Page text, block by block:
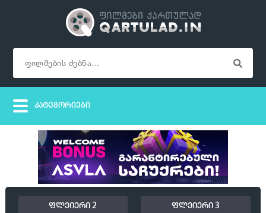
ფლეიერი 2 ფლეიერი 3